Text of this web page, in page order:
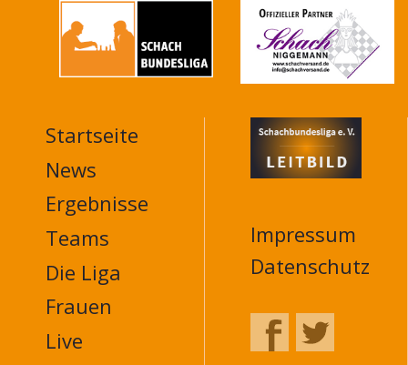
MAIN
NAVIGATION
FOOTER
Startseite
News
Ergebnisse
Teams
Die Liga
Frauen
Live
Impressum
Datenschutz